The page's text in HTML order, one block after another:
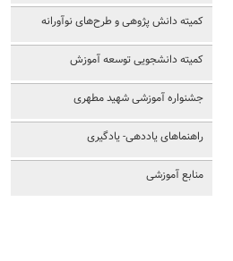
کمیته دانش پژوهی و طرح‌های نوآورانه
کمیته دانشجویی توسعه آموزش
جشنواره آموزشی شهید مطهری
راهنماهای یاددهی- یادگیری
منابع آموزشی